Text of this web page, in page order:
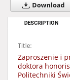
Download
DESCRIPTION
Title:
Zaproszenie i
doktora
Politechniki